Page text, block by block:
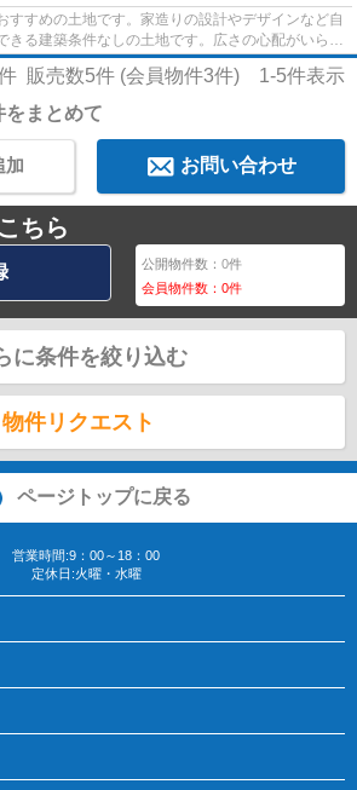
すすめの土地です。家造りの設計やデザインなど自
きる建築条件なしの土地です。広さの心配がいらな
簿)。60坪以上の土...
販売数5件 (会員物件3件) 1-5件表示
をまとめて
お問い合わせ
加
ちら
公開物件数：0件
会員物件数：0件
に条件を絞り込む
物件リクエスト
ページトップに戻る
営業時間:9：00～18：00
定休日:火曜・水曜